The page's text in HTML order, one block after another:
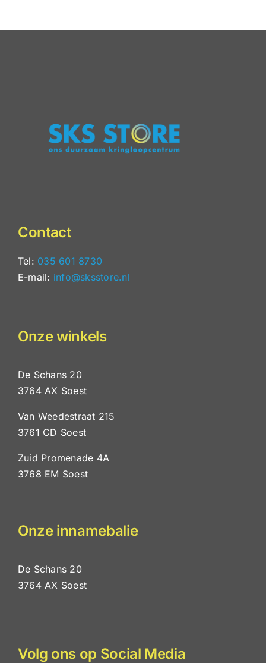
Contact
Tel: 035 601 8730
E-mail: info@sksstore.nl
Onze winkels
De Schans 20
3764 AX Soest
Van Weedestraat 215
3761 CD Soest
Zuid Promenade 4A
3768 EM Soest
Onze innamebalie
De Schans 20
3764 AX Soest
Volg ons op Social Media